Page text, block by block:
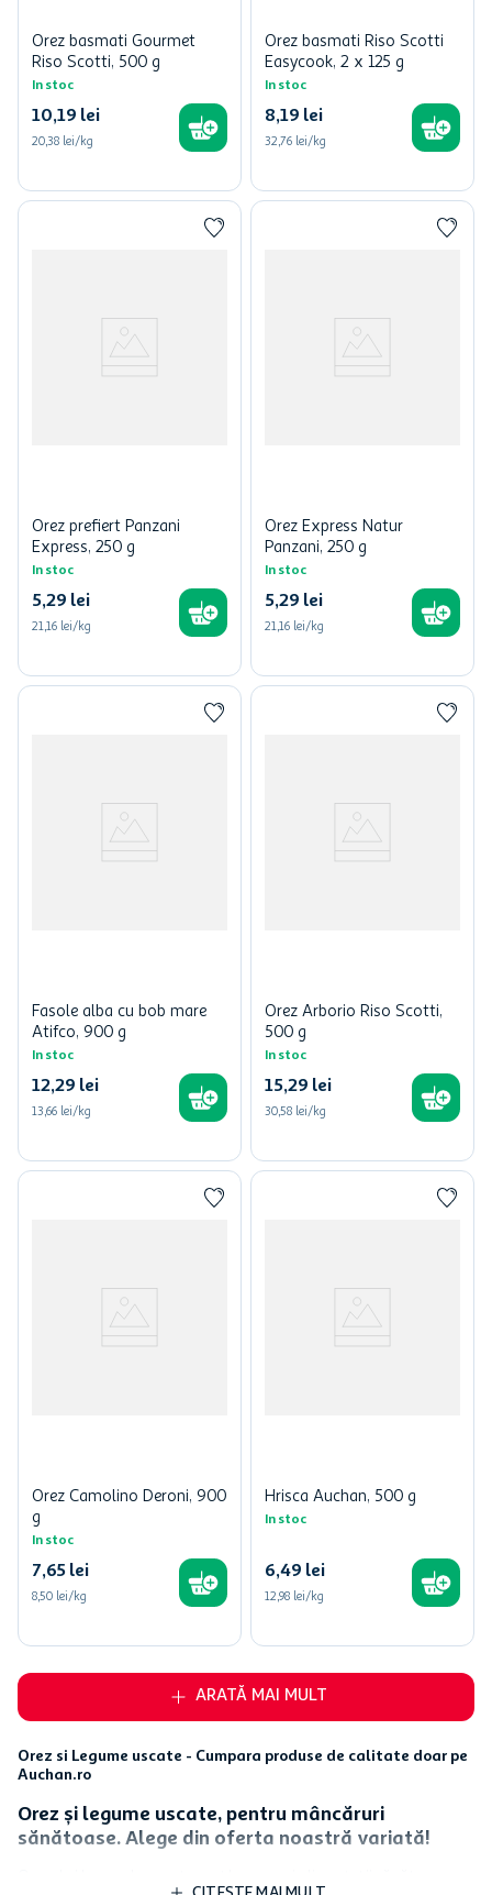
Orez basmati Gourmet
Riso Scotti, 500 g
In stoc
10,19 lei
20,38 lei/kg
Orez basmati Riso Scotti
Easycook, 2 x 125 g
In stoc
8,19 lei
32,76 lei/kg
Orez prefiert Panzani
Express, 250 g
In stoc
5,29 lei
21,16 lei/kg
Orez Express Natur
Panzani, 250 g
In stoc
5,29 lei
21,16 lei/kg
Fasole alba cu bob mare
Atifco, 900 g
In stoc
12,29 lei
13,66 lei/kg
Orez Arborio Riso Scotti,
500 g
In stoc
15,29 lei
30,58 lei/kg
Orez Camolino Deroni, 900
g
In stoc
7,65 lei
8,50 lei/kg
Hrisca Auchan, 500 g
In stoc
6,49 lei
12,98 lei/kg
ARATĂ MAI MULT
Orez si Legume uscate - Cumpara produse de calitate doar pe
Auchan.ro
Orez și legume uscate, pentru mâncăruri
sănătoase. Alege din oferta noastră variată!